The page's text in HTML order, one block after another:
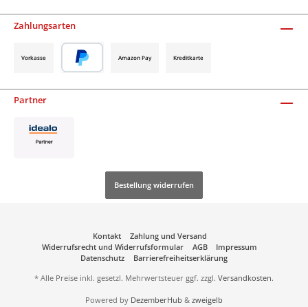
Zahlungsarten
Vorkasse Amazon Pay Kreditkarte
Partner
Bestellung widerrufen
Kontakt
Zahlung und Versand
Widerrufsrecht und Widerrufsformular
AGB
Impressum
Datenschutz
Barrierefreiheitserklärung
* Alle Preise inkl. gesetzl. Mehrwertsteuer ggf. zzgl. Versandkosten.
Powered by DezemberHub & zweigelb